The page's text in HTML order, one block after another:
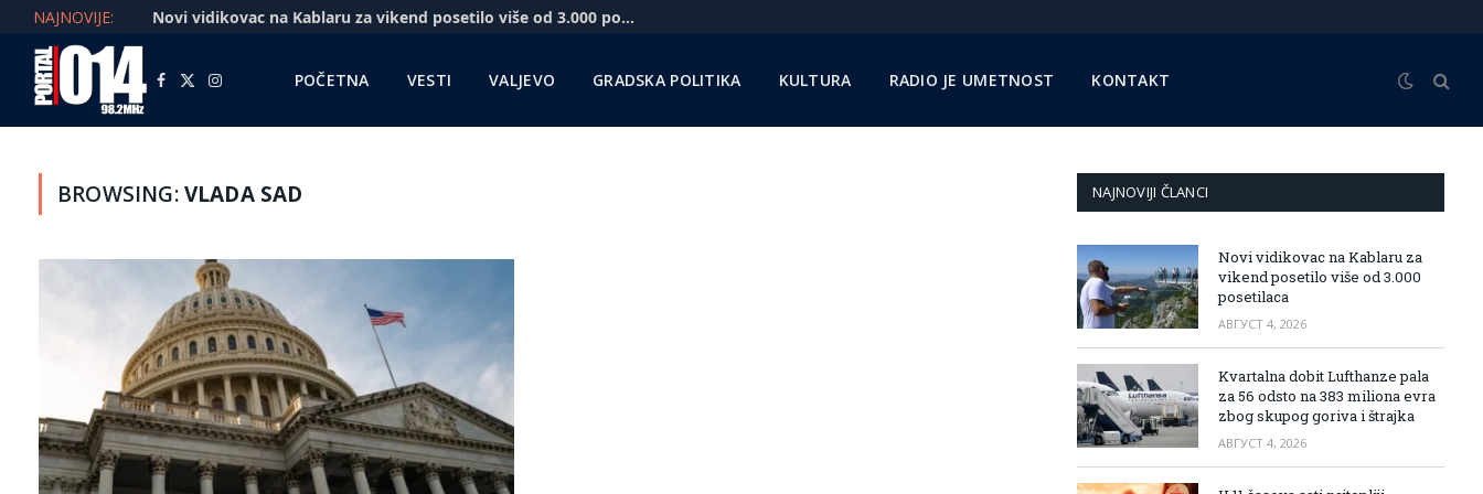
NAJNOVIJE: Novi vidikovac na Kablaru za vikend posetilo više od 3.000 posetilaca
Facebook
X
Instagram POČETNA VESTI VALJEVO GRADSKA POLITIKA KULTURA RADIO JE UMETNOST KONTAKT
BROWSING:VLADA SAD NAJNOVIJI ČLANCI
Novi vidikovac na Kablaru za
vikend posetilo više od 3.000
posetilaca
АВГУСТ 4, 2026
Kvartalna dobit Lufthanze pala
za 56 odsto na 383 miliona evra
zbog skupog goriva i štrajka
АВГУСТ 4, 2026